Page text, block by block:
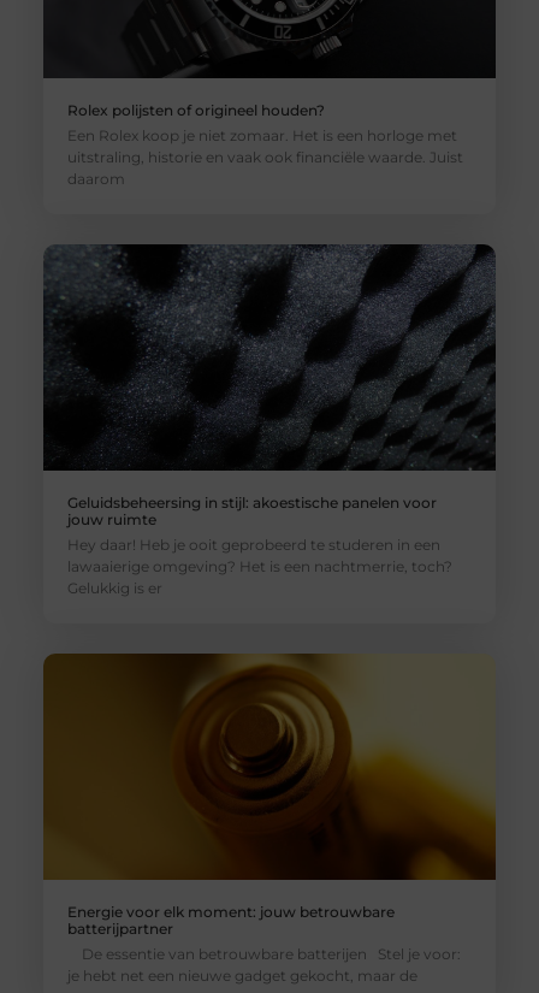
Rolex polijsten of origineel houden?
Een Rolex koop je niet zomaar. Het is een horloge met
uitstraling, historie en vaak ook financiële waarde. Juist
daarom
Geluidsbeheersing in stijl: akoestische panelen voor
jouw ruimte
Hey daar! Heb je ooit geprobeerd te studeren in een
lawaaierige omgeving? Het is een nachtmerrie, toch?
Gelukkig is er
Energie voor elk moment: jouw betrouwbare
batterijpartner
De essentie van betrouwbare batterijen Stel je voor:
je hebt net een nieuwe gadget gekocht, maar de